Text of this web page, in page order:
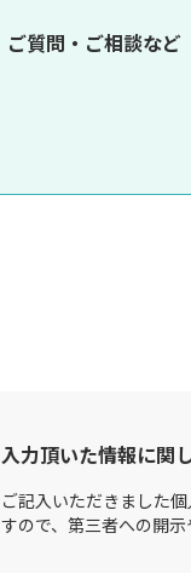
ご質問・ご相談など
入力頂いた情報に関
ご記入いただきました
すので、第三者への開